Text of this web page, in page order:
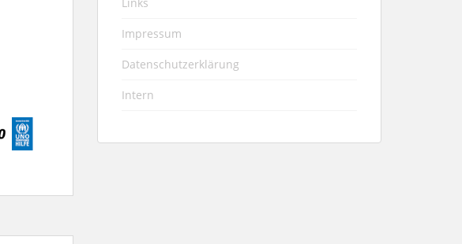
Impressum
Datenschutzerklärung
Intern